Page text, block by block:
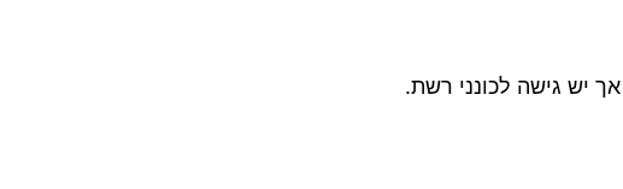
יש גישה לכונני רשת.